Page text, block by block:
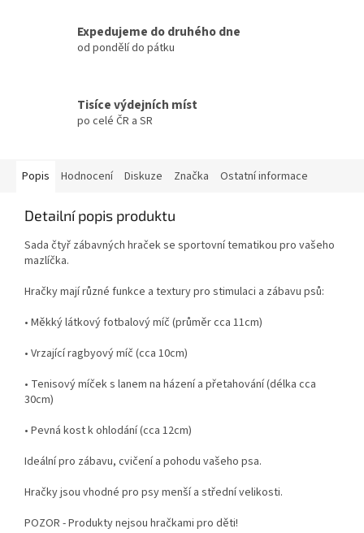
Expedujeme do druhého dne
od pondělí do pátku
Tisíce výdejních míst
po celé ČR a SR
Popis Hodnocení Diskuze Značka Ostatní informace
Detailní popis produktu
Sada čtyř zábavných hraček se sportovní tematikou pro vašeho
mazlíčka.
Hračky mají různé funkce a textury pro stimulaci a zábavu psů:
• Měkký látkový fotbalový míč (průměr cca 11cm)
• Vrzající ragbyový míč (cca 10cm)
• Tenisový míček s lanem na házení a přetahování (délka cca
30cm)
• Pevná kost k ohlodání (cca 12cm)
Ideální pro zábavu, cvičení a pohodu vašeho psa.
Hračky jsou vhodné pro psy menší a střední velikosti.
POZOR - Produkty nejsou hračkami pro děti!